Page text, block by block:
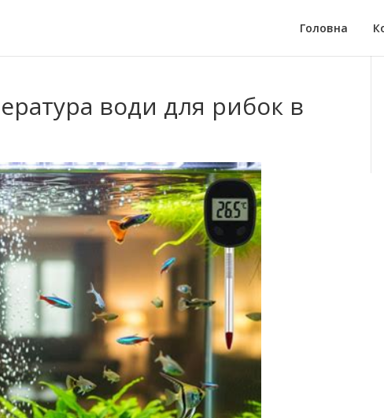
Головна
води для рибок в